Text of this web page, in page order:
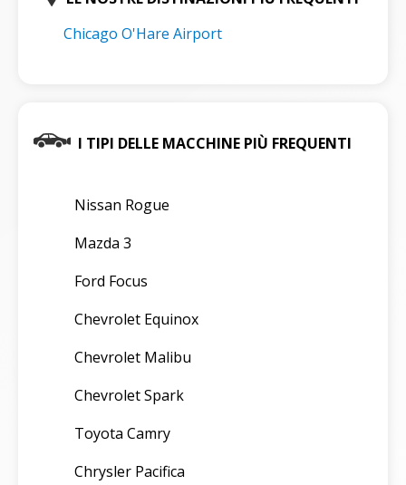
Chicago O'Hare Airport
I TIPI DELLE MACCHINE PIÙ FREQUENTI
Nissan Rogue
Mazda 3
Ford Focus
Chevrolet Equinox
Chevrolet Malibu
Chevrolet Spark
Toyota Camry
Chrysler Pacifica